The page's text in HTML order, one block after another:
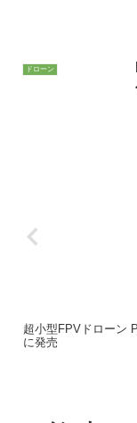
ドローン
超小型FPVドローン
に発売